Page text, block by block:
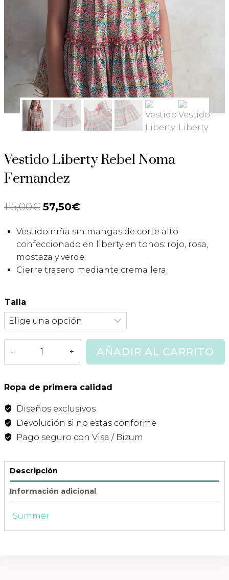
Vestido Liberty Rebel Noma
Fernandez
115,00€ El
original
era:
115,00€.
57,50€
actual
es:
57,50€.
Vestido niña sin mangas de corte alto
confeccionado en liberty en tonos: rojo, rosa,
mostaza y verde.
Cierre trasero mediante cremallera.
Talla
Noma
cantidad
AÑADIR AL CARRITO
Ropa de primera calidad
Diseños exclusivos
Devolución si no estas conforme
Pago seguro con Visa / Bizum
Descripción
Información adicional
Summer